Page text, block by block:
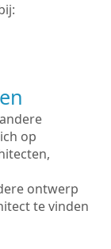
op
ontwerp
te vinden